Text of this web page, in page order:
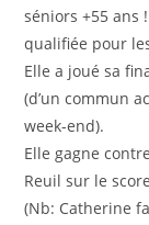
séniors +55 ans
qualifiée pour
Elle a joué sa
(d’un commun
week-end).
Elle gagne
Reuil sur le
(Nb: Catherine